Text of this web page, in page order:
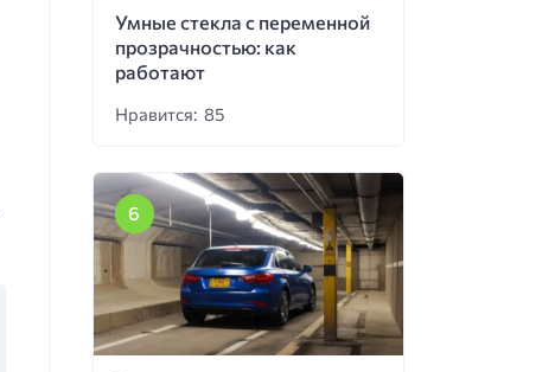
Умные стекла с переменной
прозрачностью: как
работают
Нравится: 85